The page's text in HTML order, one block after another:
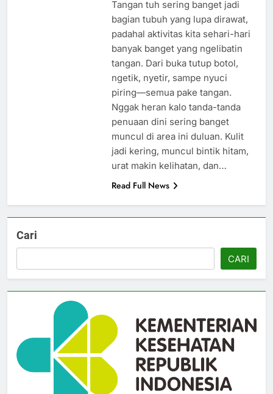
Tangan tuh sering banget jadi
bagian tubuh yang lupa dirawat,
padahal aktivitas kita sehari-hari
banyak banget yang ngelibatin
tangan. Dari buka tutup botol,
ngetik, nyetir, sampe nyuci
piring—semua pake tangan.
Nggak heran kalo tanda-tanda
penuaan dini sering banget
muncul di area ini duluan. Kulit
jadi kering, muncul bintik hitam,
urat makin kelihatan, dan…
Read Full News
Cari
CARI